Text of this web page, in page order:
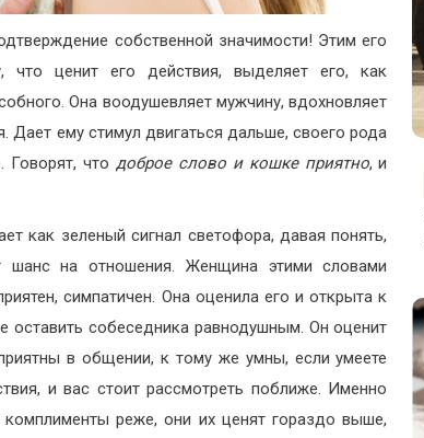
собственной значимости! Этим его
что ценит его действия, выделяет его, как
Она воодушевляет мужчину, вдохновляет
Дает ему стимул двигаться дальше, своего рода
Говорят, чтодоброе слово и кошке приятно, и
как зеленый сигнал светофора, давая понять,
на отношения. Женщина этими словами
симпатичен. Она оценила его и открыта к
собеседника равнодушным. Он оценит
в общении, к тому же умны, если умеете
и вас стоит рассмотреть поближе. Именно
реже, они их ценят гораздо выше,